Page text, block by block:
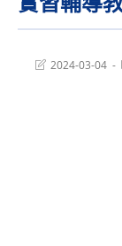
Post2024-03-04